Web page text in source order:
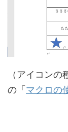
（アイコン
の「マクロの